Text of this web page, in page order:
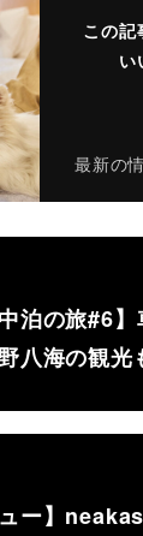
この記
い
最新の
泊の旅#6
八海の観
ュー】